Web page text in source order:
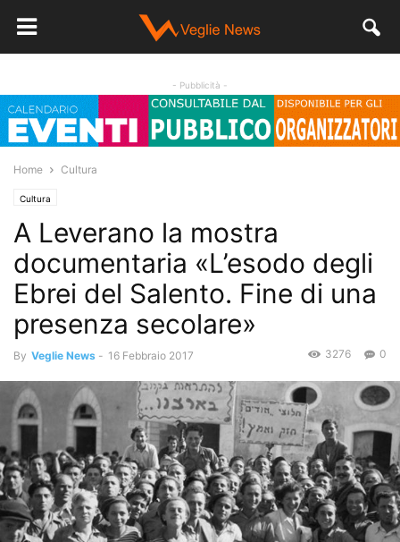
- Pubblicità -
Home Cultura
Cultura
A Leverano la mostra
documentaria «L’esodo degli
Ebrei del Salento. Fine di una
presenza secolare»
By Veglie News - 16 Febbraio 2017 0
3276